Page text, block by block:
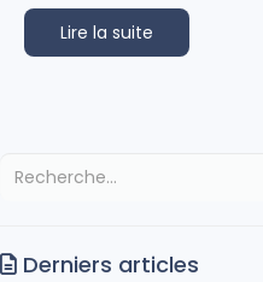
Lire la suite
Derniers articles